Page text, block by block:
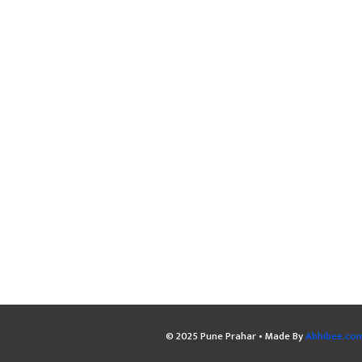
© 2025 Pune Prahar • Made By